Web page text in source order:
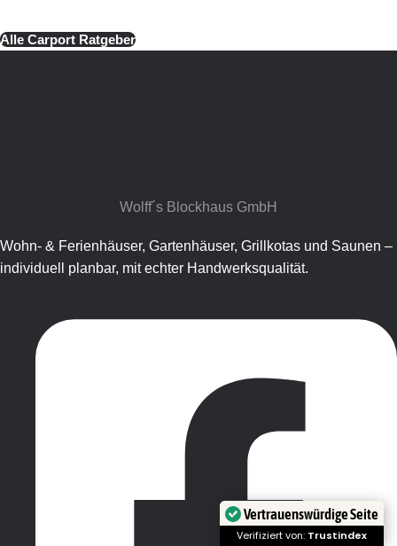
Alle Carport Ratgeber
Wolff´s Blockhaus GmbH​
Wohn- & Ferienhäuser, Gartenhäuser, Grillkotas und Saunen –
individuell planbar, mit echter Handwerksqualität.
Vertrauenswürdige Seite
Verifiziert von: Trustindex